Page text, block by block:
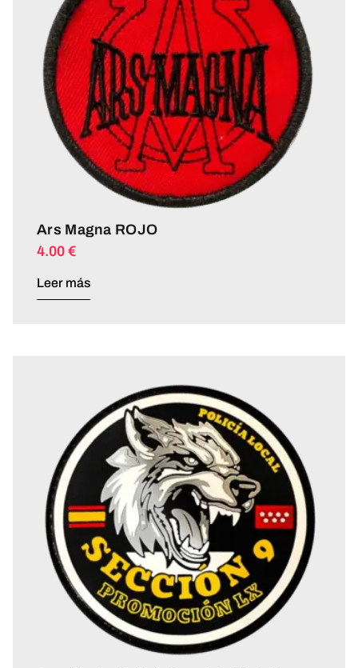
Ars Magna ROJO
4.00 €
Leer más